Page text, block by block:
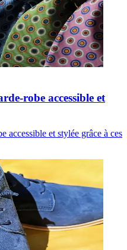
robe accessible et
accessible et stylée grâce à ces